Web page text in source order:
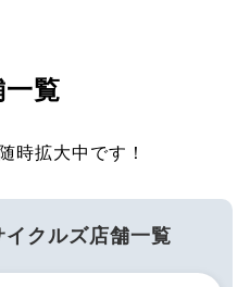
一覧
時拡大中です！
クルズ店舗一覧